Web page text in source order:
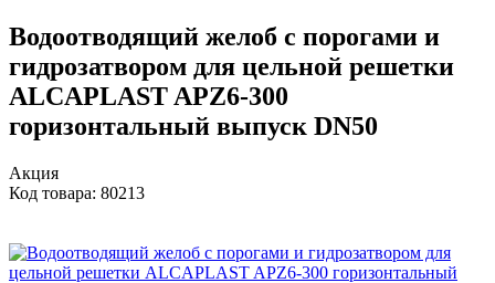
Водоотводящий желоб с порогами и
гидрозатвором для цельной решетки
ALCAPLAST APZ6-300
горизонтальный выпуск DN50
Акция
Код товара: 80213